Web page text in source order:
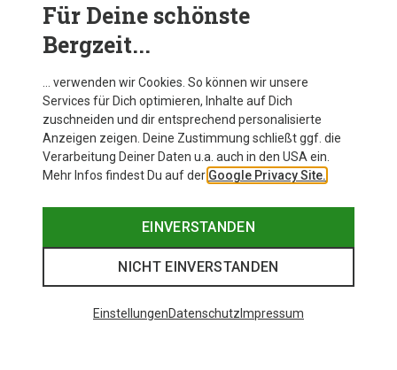
Du sparst 12%
Für Deine schönste
Bergzeit...
… verwenden wir Cookies. So können wir unsere
Services für Dich optimieren, Inhalte auf Dich
zuschneiden und dir entsprechend personalisierte
Anzeigen zeigen. Deine Zustimmung schließt ggf. die
Verarbeitung Deiner Daten u.a. auch in den USA ein.
Mehr Infos findest Du auf der Google Privacy Site.
EINVERSTANDEN
NICHT EINVERSTANDEN
EinstellungenDatenschutz Impressum